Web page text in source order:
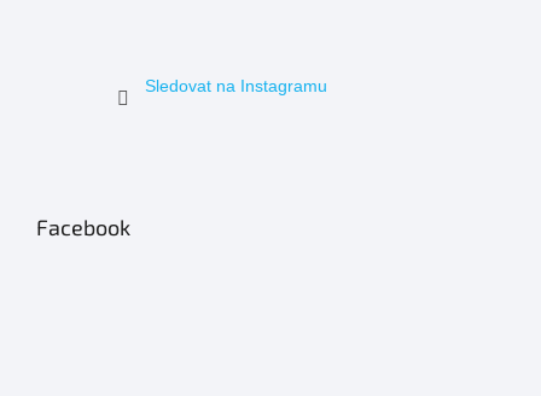
Sledovat na Instagramu
Facebook